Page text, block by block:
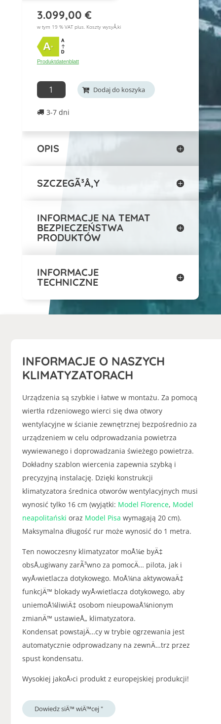
3.099,00 €
w tym 19 % VAT plus. Koszty wysyÅ‚ki
A+
A
D
Produktdatenblatt
Sofort
lieferbar:
Luftwärmepumpe
iloÅ›Ä‡
Dodaj do koszyka
3-7 dni
OPIS
SZCZEGÃ³Å‚Y
INFORMACJE NA TEMAT
BEZPIECZEŃSTWA
PRODUKTÓW
INFORMACJE
TECHNICZNE
INFORMACJE O NASZYCH
KLIMATYZATORACH
Urządzenia są szybkie i łatwe w montażu. Za pomocą
wiertła rdzeniowego wierci się dwa otwory
wentylacyjne w ścianie zewnętrznej bezpośrednio za
urządzeniem w celu odprowadzania powietrza
wywiewanego i doprowadzania świeżego powietrza.
Dokładny szablon wiercenia zapewnia szybką i
precyzyjną instalację. Dzięki konstrukcji
klimatyzatora średnica otworów wentylacyjnych musi
wynosić tylko 16 cm (wyjątki: Model Florence, Model
neapolitański oraz Model Pisa wymagają 20 cm).
Maksymalna długość rur może wynosić do 1 metra.
Ten nowoczesny klimatyzator moÅ¼e byÄ‡
obsÅ‚ugiwany zarÃ³wno za pomocÄ… pilota, jak i
wyÅ›wietlacza dotykowego. MoÅ¼na aktywowaÄ‡
funkcjÄ™ blokady wyÅ›wietlacza dotykowego, aby
uniemoÅ¼liwiÄ‡ osobom nieupowaÅ¼nionym
zmianÄ™ ustawieÅ„ klimatyzatora.
Kondensat powstajÄ…cy w trybie ogrzewania jest
automatycznie odprowadzany na zewnÄ…trz przez
spust kondensatu.
Wysokiej jakoÅ›ci produkt z europejskiej produkcji!
Dowiedz siÄ™ wiÄ™cej "